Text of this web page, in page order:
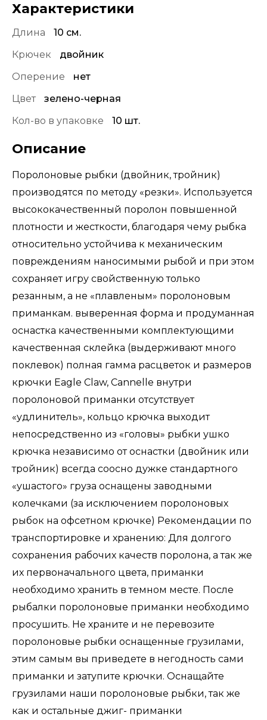
Характеристики
Длина
10 см.
Крючек
двойник
Оперение
нет
Цвет
зелено-черная
Кол-во в упаковке
10 шт.
Описание
Поролоновые рыбки (двойник, тройник)
производятся по методу «резки». Используется
высококачественный поролон повышенной
плотности и жесткости, благодаря чему рыбка
относительно устойчива к механическим
повреждениям наносимыми рыбой и при этом
сохраняет игру свойственную только
резанным, а не «плавленым» поролоновым
приманкам. выверенная форма и продуманная
оснастка качественными комплектующими
качественная склейка (выдерживают много
поклевок) полная гамма расцветок и размеров
крючки Eagle Claw, Cannelle внутри
поролоновой приманки отсутствует
«удлинитель», кольцо крючка выходит
непосредственно из «головы» рыбки ушко
крючка независимо от оснастки (двойник или
тройник) всегда соосно дужке стандартного
«ушастого» груза оснащены заводными
колечками (за исключением поролоновых
рыбок на офсетном крючке) Рекомендации по
транспортировке и хранению: Для долгого
сохранения рабочих качеств поролона, а так же
их первоначального цвета, приманки
необходимо хранить в темном месте. После
рыбалки поролоновые приманки необходимо
просушить. Не храните и не перевозите
поролоновые рыбки оснащенные грузилами,
этим самым вы приведете в негодность сами
приманки и затупите крючки. Оснащайте
грузилами наши поролоновые рыбки, так же
как и остальные джиг- приманки